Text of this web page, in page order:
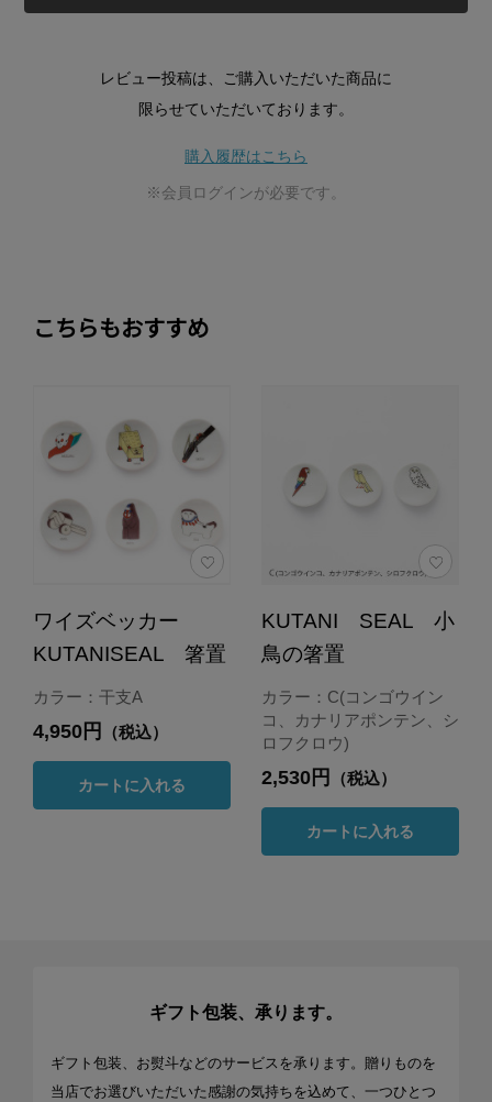
レビュー投稿は、ご購入いただいた商品に
限らせていただいております。
購入履歴はこちら
※会員ログインが必要です。
こちらもおすすめ
ワイズベッカー
KUTANISEAL 箸置
カラー：干支A
4,950円 （税込）
カートに入れる
KUTANI SEAL 小
鳥の箸置
カラー：C(コンゴウイン
コ、カナリアポンテン、シ
ロフクロウ)
2,530円 （税込）
カートに入れる
ギフト包装、承ります。
ギフト包装、お熨斗などのサービスを承ります。贈りものを
当店でお選びいただいた感謝の気持ちを込めて、一つひとつ